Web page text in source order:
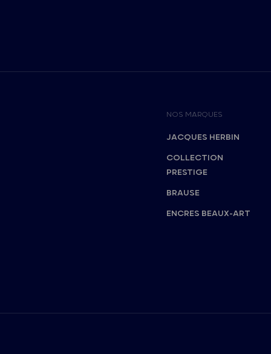
NOS MARQUES
JACQUES HERBIN
COLLECTION
PRESTIGE
BRAUSE
ENCRES BEAUX-ART